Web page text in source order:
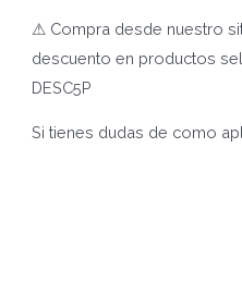
⚠ Compra desde nuestro
descuento en productos
DESC5P
Si tienes dudas de como